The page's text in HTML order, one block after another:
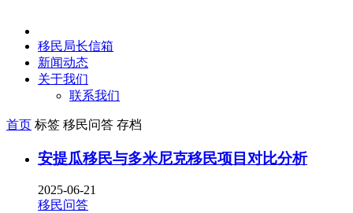
移民局长信箱
新闻动态
关于我们
联系我们
首页 标签 移民问答 存档
安提瓜移民与多米尼克移民项目对比分析
2025-06-21
移民问答